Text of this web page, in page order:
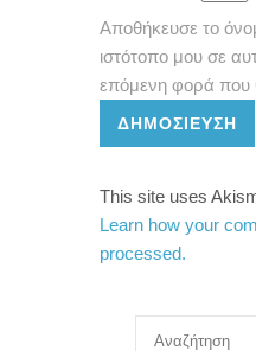
Αποθήκευσε το
ιστότοπο μου σε
επόμενη φορά που
ΔΗΜΟΣΊΕΥΣΗ
This site uses
Learn how your
processed.